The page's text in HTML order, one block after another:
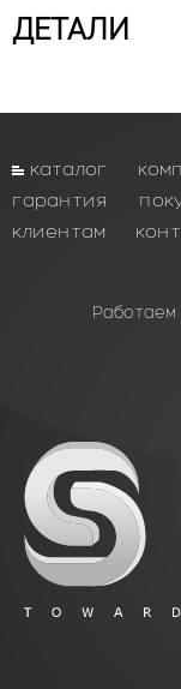
ДЕТАЛИ
каталог
гарантия
клиентам
Работаем